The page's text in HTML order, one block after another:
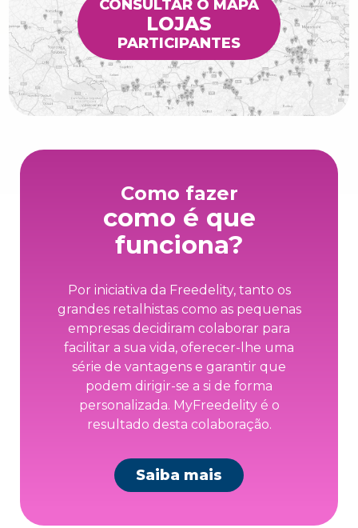
CONSULTAR O MAPA
LOJAS
PARTICIPANTES
Como fazer
como é que
funciona?
Por iniciativa da Freedelity, tanto os
grandes retalhistas como as pequenas
empresas decidiram colaborar para
facilitar a sua vida, oferecer-lhe uma
série de vantagens e garantir que
podem dirigir-se a si de forma
personalizada. MyFreedelity é o
resultado desta colaboração.
Saiba mais